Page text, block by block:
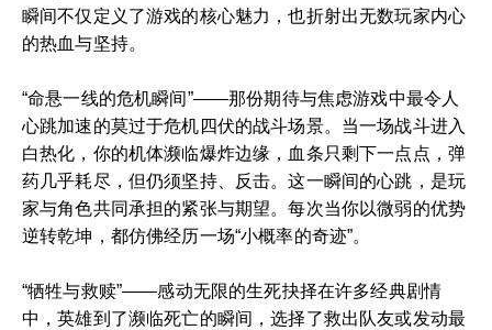
瞬间不仅定义了游戏的核心魅力，也折射出无数玩家内心
的热血与坚持。
“命悬一线的危机瞬间”——那份期待与焦虑游戏中最令人
心跳加速的莫过于危机四伏的战斗场景。当一场战斗进入
白热化，你的机体濒临爆炸边缘，血条只剩下一点点，弹
药几乎耗尽，但仍须坚持、反击。这一瞬间的心跳，是玩
家与角色共同承担的紧张与期望。每次当你以微弱的优势
逆转乾坤，都仿佛经历一场“小概率的奇迹”。
“牺牲与救赎”——感动无限的生死抉择在许多经典剧情
中，英雄到了濒临死亡的瞬间，选择了救出队友或发动最